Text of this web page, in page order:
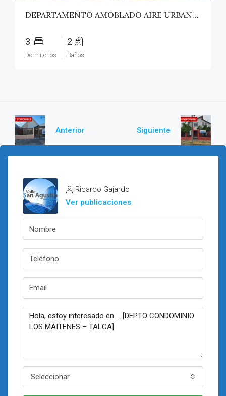
DEPARTAMENTO AMOBLADO AIRE URBANO (PAZ) – TALCA
3
Dormitorios
2
Baños
Anterior Siguiente
Ricardo Gajardo
Ver publicaciones
Seleccionar